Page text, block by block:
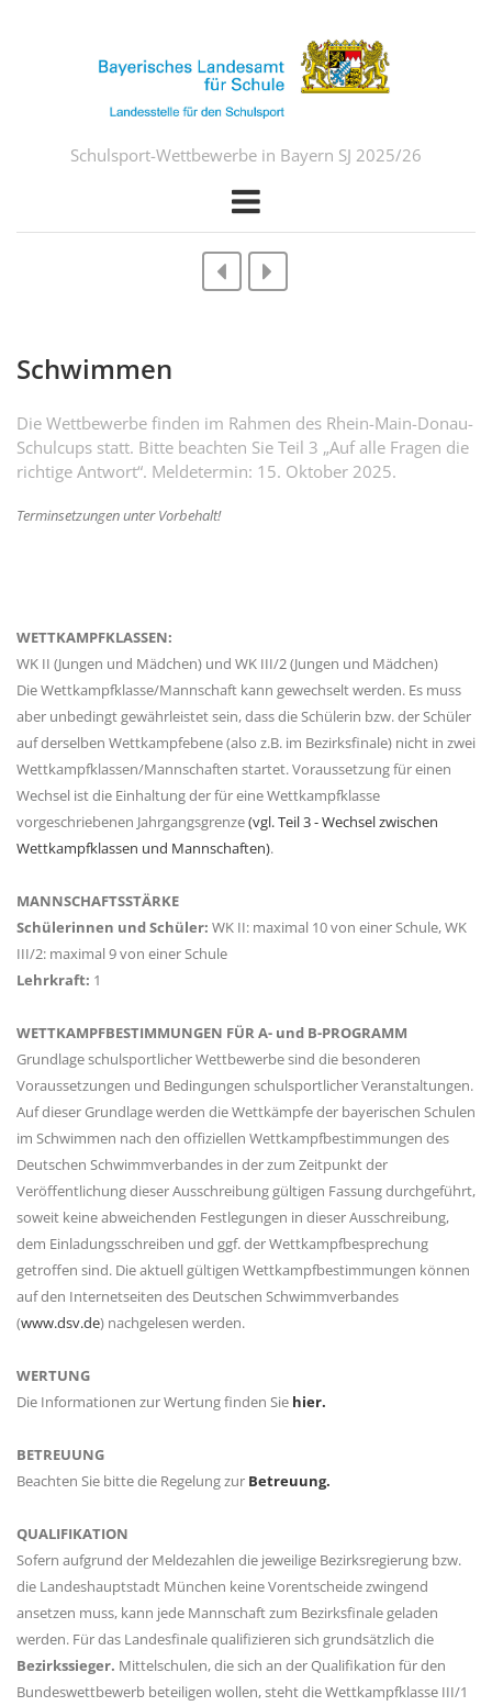
Schulsport-Wettbewerbe in Bayern SJ 2025/26
Schwimmen
Die Wettbewerbe finden im Rahmen des Rhein-Main-Donau-
Schulcups statt. Bitte beachten Sie Teil 3 „Auf alle Fragen die
richtige Antwort“. Meldetermin: 15. Oktober 2025.
Terminsetzungen unter Vorbehalt!
WETTKAMPFKLASSEN:
WK II (Jungen und Mädchen) und WK III/2 (Jungen und Mädchen)
Die Wettkampfklasse/Mannschaft kann gewechselt werden. Es muss
aber unbedingt gewährleistet sein, dass die Schülerin bzw. der Schüler
auf derselben Wettkampfebene (also z.B. im Bezirksfinale) nicht in zwei
Wettkampfklassen/Mannschaften startet. Voraussetzung für einen
Wechsel ist die Einhaltung der für eine Wettkampfklasse
vorgeschriebenen Jahrgangsgrenze(vgl. Teil 3 - Wechsel zwischen
Wettkampfklassen und Mannschaften).
MANNSCHAFTSSTÄRKE
Schülerinnen und Schüler: WK II: maximal 10 von einer Schule, WK
III/2: maximal 9 von einer Schule
Lehrkraft: 1
WETTKAMPFBESTIMMUNGEN FÜR A- und B-PROGRAMM
Grundlage schulsportlicher Wettbewerbe sind die besonderen
Voraussetzungen und Bedingungen schulsportlicher Veranstaltungen.
Auf dieser Grundlage werden die Wettkämpfe der bayerischen Schulen
im Schwimmen nach den offiziellen Wettkampfbestimmungen des
Deutschen Schwimmverbandes in der zum Zeitpunkt der
Veröffentlichung dieser Ausschreibung gültigen Fassung durchgeführt,
soweit keine abweichenden Festlegungen in dieser Ausschreibung,
dem Einladungsschreiben und ggf. der Wettkampfbesprechung
getroffen sind. Die aktuell gültigen Wettkampfbestimmungen können
auf den Internetseiten des Deutschen Schwimmverbandes
(www.dsv.de) nachgelesen werden.
WERTUNG
Die Informationen zur Wertung finden Sie hier.
BETREUUNG
Beachten Sie bitte die Regelung zur Betreuung.
QUALIFIKATION
Sofern aufgrund der Meldezahlen die jeweilige Bezirksregierung bzw.
die Landeshauptstadt München keine Vorentscheide zwingend
ansetzen muss, kann jede Mannschaft zum Bezirksfinale geladen
werden. Für das Landesfinale qualifizieren sich grundsätzlich die
Bezirkssieger. Mittelschulen, die sich an der Qualifikation für den
Bundeswettbewerb beteiligen wollen, steht die Wettkampfklasse III/1